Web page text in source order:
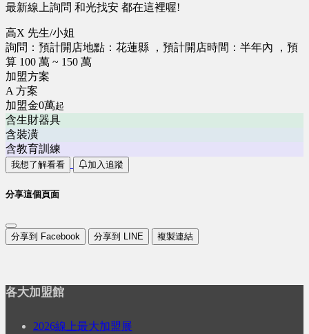
最新線上詢問 和光找安 都在這裡喔!
高X 先生/小姐
詢問：預計開店地點：花蓮縣 ，預計開店時間：半年內 ，預
算 100 萬 ~ 150 萬
加盟方案
A 方案
加盟金0萬起
含生財器具
含裝潢
含教育訓練
我想了解看看 加入追蹤
分享這個頁面
分享到 Facebook 分享到 LINE 複製連結
各大加盟館
2026線上最大加盟展